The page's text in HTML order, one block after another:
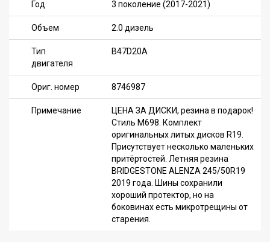
Год 3 поколение (2017-2021)
Объем 2.0 дизель
Тип
двигателя
B47D20A
Ориг. номер 8746987
Примечание
ЦЕНА ЗА ДИСКИ, резина в подарок!
Стиль M698. Комплект
оригинальных литых дисков R19.
Присутствует несколько маленьких
притёртостей. Летняя резина
BRIDGESTONE ALENZA 245/50R19
2019 года. Шины сохранили
хороший протектор, но на
боковинах есть микротрещины от
старения.